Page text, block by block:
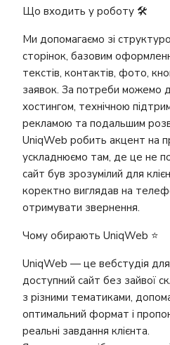
Що входить у роботу 🛠️
Ми допомагаємо зі
сторінок, базовим
текстів, контактів, фото,
заявок. За потреби можемо
хостингом, технічною
рекламою та подальшим
UniqWeb робить акцент на
ускладнюємо там, де це не
сайт був зрозумілий для
коректно виглядав на
отримувати звернення.
Чому обирають UniqWeb ⭐
UniqWeb — це вебстудія
доступний сайт без зайвої
з різними тематиками,
оптимальний формат і
реальні завдання клієнта.